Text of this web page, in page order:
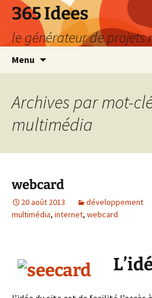
Aller
contenu
365 Idees
le générateur de projets
Menu
Archives par mot-
multimédia
webcard
20 août 2013 développement
multimédia, internet, webcard